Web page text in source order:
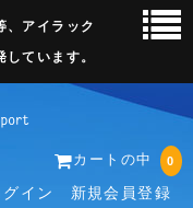
、アイラック
ています。
カートの中 0
グイン 新規会員登録